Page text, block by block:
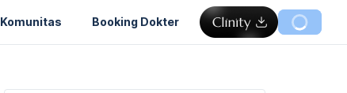
Komunitas Booking Dokter